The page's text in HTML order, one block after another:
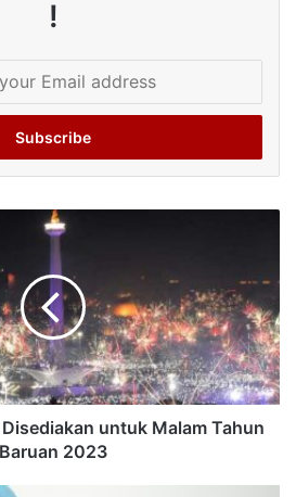
!
untuk Malam Tahun
Baruan 2023